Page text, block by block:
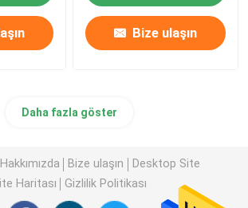
Bize ulaşın
Daha fazla göster
Hakkımızda Bize ulaşın
Desktop Site
Haritası
Gizlilik Politikası